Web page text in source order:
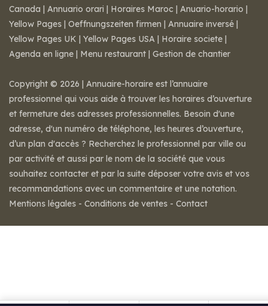
Canada | Annuario orari | Horaires Maroc | Anuario-horario |
Yellow Pages | Oeffnungszeiten firmen | Annuaire inversé |
Yellow Pages UK | Yellow Pages USA | Horaire societe |
Agenda en ligne | Menu restaurant | Gestion de chantier
Copyright © 2026 | Annuaire-horaire est l’annuaire
professionnel qui vous aide à trouver les horaires d’ouverture
et fermeture des adresses professionnelles. Besoin d'une
adresse, d'un numéro de téléphone, les heures d’ouverture,
d’un plan d'accès ? Recherchez le professionnel par ville ou
par activité et aussi par le nom de la société que vous
souhaitez contacter et par la suite déposer votre avis et vos
recommandations avec un commentaire et une notation.
Mentions légales - Conditions de ventes - Contact